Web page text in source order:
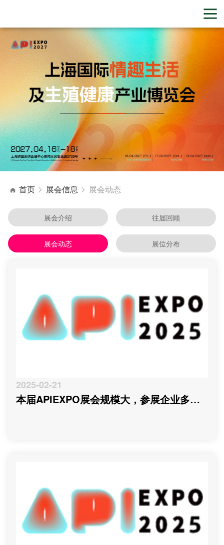
展会介绍 往届回顾
展会动态 展位分布
首页 展会信息 展会动态
2025-02-21
本届APIEXPO展会规模大，参展企业多，